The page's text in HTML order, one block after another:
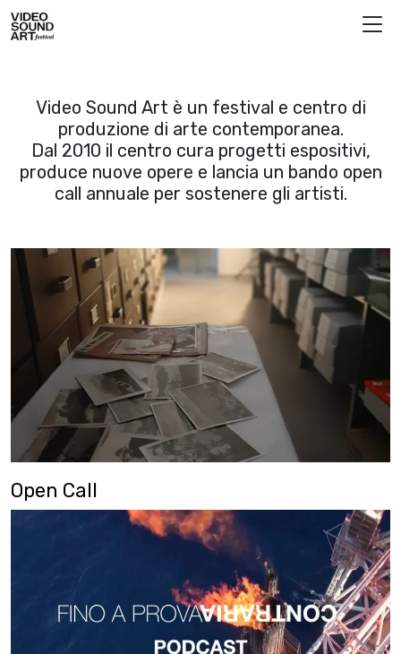
Vai al contenuto
Video Sound Art
Video Sound Art è un festival e centro di
produzione di arte contemporanea.
Dal 2010 il centro cura progetti espositivi,
produce nuove opere e lancia un bando open
call annuale per sostenere gli artisti.
Open Call